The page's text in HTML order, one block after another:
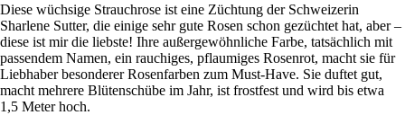
Diese wüchsige Strauchrose ist eine Züchtung der Schweizerin
Sharlene Sutter, die einige sehr gute Rosen schon gezüchtet hat, aber –
diese ist mir die liebste! Ihre außergewöhnliche Farbe, tatsächlich mit
passendem Namen, ein rauchiges, pflaumiges Rosenrot, macht sie für
Liebhaber besonderer Rosenfarben zum Must-Have. Sie duftet gut,
macht mehrere Blütenschübe im Jahr, ist frostfest und wird bis etwa
1,5 Meter hoch.